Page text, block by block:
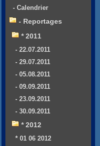
- Calendrier
- Reportages
* 2011
- 22.07.2011
- 29.07.2011
- 05.08.2011
- 09.09.2011
- 23.09.2011
- 30.09.2011
* 2012
* 01 06 2012